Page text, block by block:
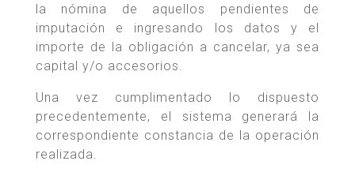
la nómina de aquellos pendientes de
imputación e ingresando los datos y el
importe de la obligación a cancelar, ya sea
capital y/o accesorios.
Una vez cumplimentado lo dispuesto
precedentemente, el sistema generará la
correspondiente constancia de la operación
realizada.